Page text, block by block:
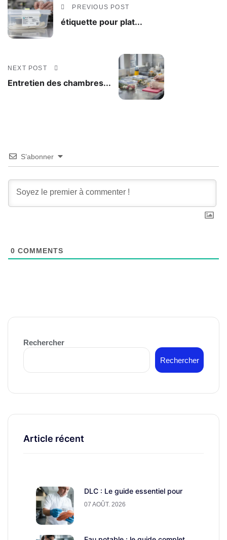
PREVIOUS POST
étiquette pour plat...
NEXT POST
Entretien des chambres...
S’abonner
0 COMMENTS
Rechercher
Rechercher
Article récent
DLC : Le guide essentiel pour
07 AOÛT. 2026